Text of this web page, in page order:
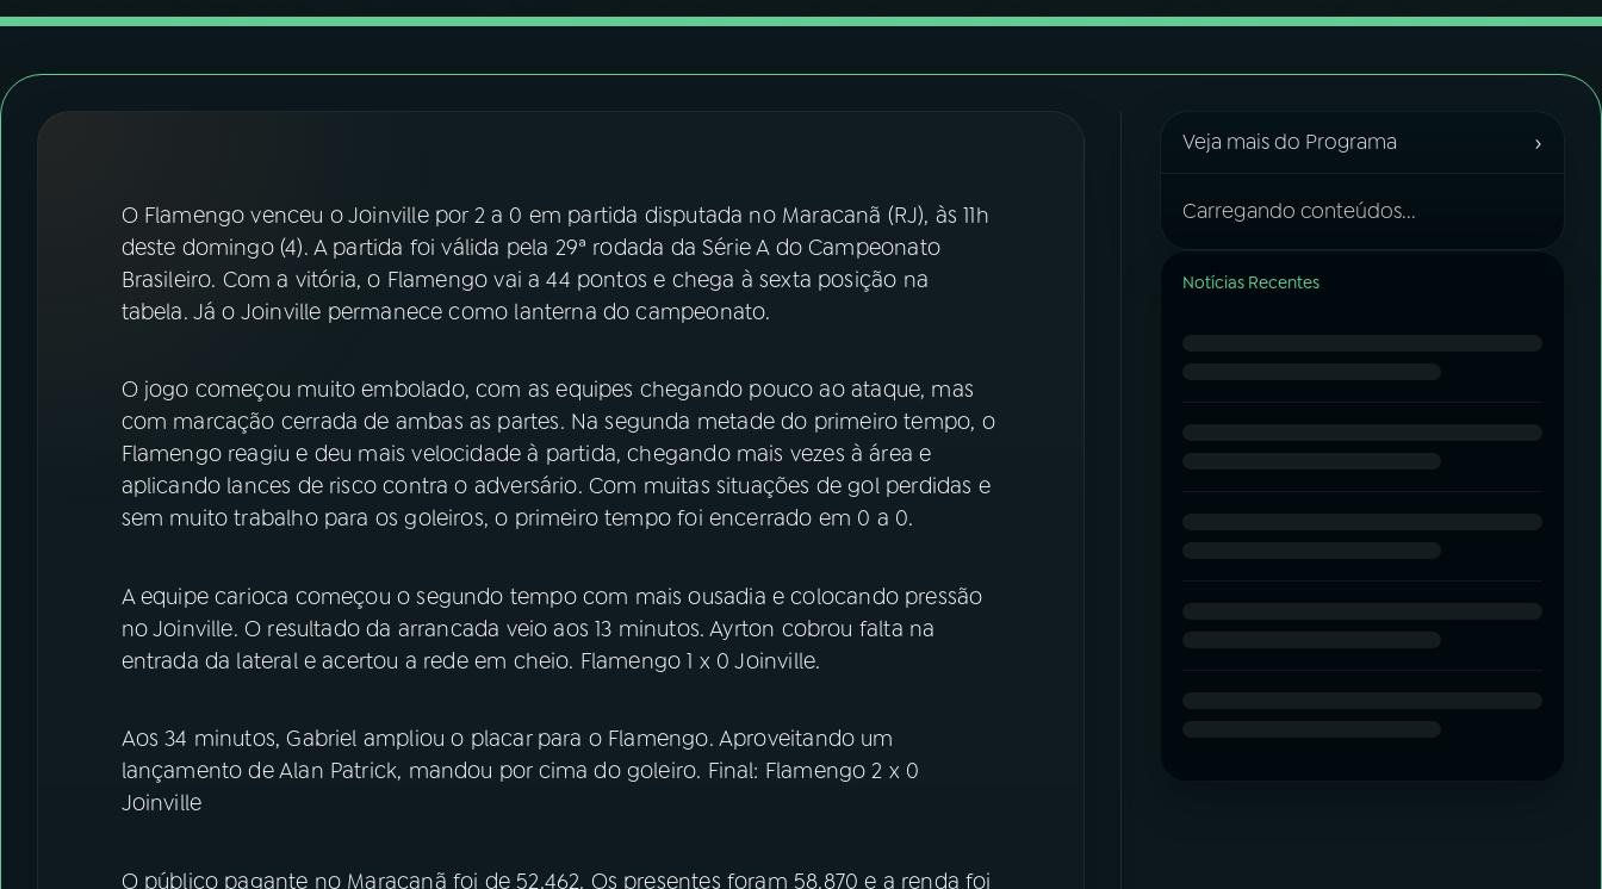
04PROGRAMAS
ÚLTIMAS
ACOMPANHE A RÁDIO NACIONAL
YouTube Facebook
Instagram X
O Flamengo venceu o Joinville por 2 a 0 em partida disputada no Maracanã (RJ), às 11h
deste domingo (4). A partida foi válida pela 29ª rodada da Série A do Campeonato
Brasileiro. Com a vitória, o Flamengo vai a 44 pontos e chega à sexta posição na
tabela. Já o Joinville permanece como lanterna do campeonato.
O jogo começou muito embolado, com as equipes chegando pouco ao ataque, mas
com marcação cerrada de ambas as partes. Na segunda metade do primeiro tempo, o
Flamengo reagiu e deu mais velocidade à partida, chegando mais vezes à área e
aplicando lances de risco contra o adversário. Com muitas situações de gol perdidas e
sem muito trabalho para os goleiros, o primeiro tempo foi encerrado em 0 a 0.
A equipe carioca começou o segundo tempo com mais ousadia e colocando pressão
no Joinville. O resultado da arrancada veio aos 13 minutos. Ayrton cobrou falta na
entrada da lateral e acertou a rede em cheio. Flamengo 1 x 0 Joinville.
Aos 34 minutos, Gabriel ampliou o placar para o Flamengo. Aproveitando um
lançamento de Alan Patrick, mandou por cima do goleiro. Final: Flamengo 2 x 0
Joinville
O público pagante no Maracanã foi de 52.462. Os presentes foram 58.870 e a renda foi
Veja mais do Programa ›
Carregando conteúdos...
Notícias Recentes